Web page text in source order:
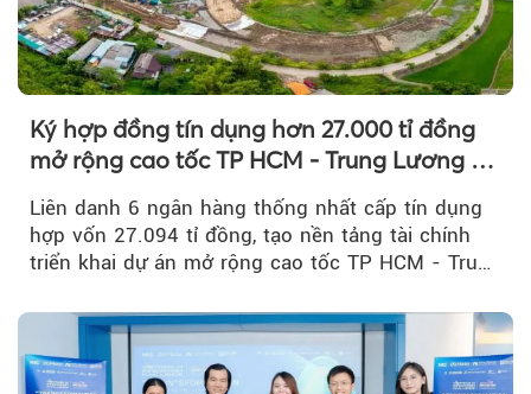
Ký hợp đồng tín dụng hơn 27.000 tỉ đồng
mở rộng cao tốc TP HCM - Trung Lương -
Liên danh 6 ngân hàng thống nhất cấp tín dụng
hợp vốn 27.094 tỉ đồng, tạo nền tảng tài chính
triển khai dự án mở rộng cao tốc TP HCM - Trung
kết nối TP HCM với Đồng bằng sông Cửu Long.